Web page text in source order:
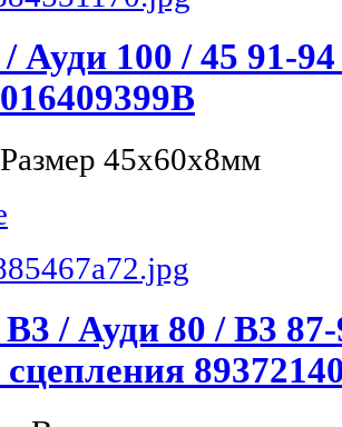
Ауди 100 / 45 91-
45x60x8мм
/ Ауди 80 / B3